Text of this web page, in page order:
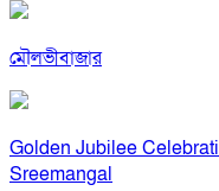
মৌলভীবাজার
Golden Jubilee
Sreemangal